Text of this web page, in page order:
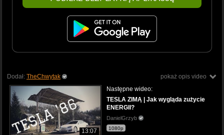
pokaż opis video
Dodał: TheChwytak
13:07
Następne wideo:
TESLA ZIMĄ | Jak wygląda zużycie
ENERGII?
DanielGrzyb
1080p